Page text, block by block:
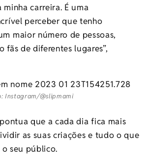
minha carreira. É uma
perceber que tenho
maior número de pessoas,
fãs de diferentes lugares”,
Instagram/@slipmami
que a cada dia fica mais
as suas criações e tudo o que
seu público.